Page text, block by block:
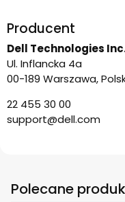
Producent
Dell Technologies
Ul. Inflancka 4a
00-189 Warszawa,
22 455 30 00
support@dell.com
Polecane